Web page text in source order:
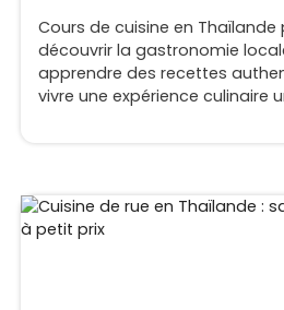
Cours de cuisine en Thaïlande
découvrir la gastronomie
apprendre des recettes
vivre une expérience culinaire